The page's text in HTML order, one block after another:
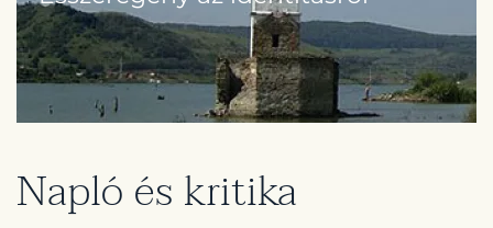
Napló és kritika